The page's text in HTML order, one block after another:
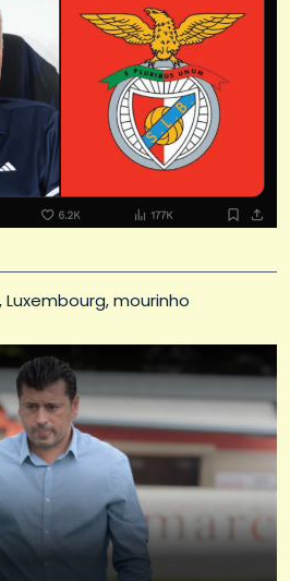
Luxembourg mourinho